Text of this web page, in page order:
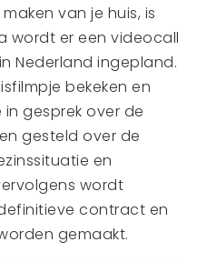
van je huis, is
wordt er een videocall
Nederland ingepland.
bekeken en
gesprek over de
gesteld over de
en
wordt
contract en
gemaakt.